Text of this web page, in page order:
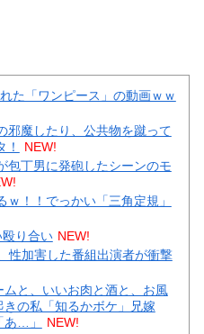
た「ワンピース」の動画ｗｗ
邪魔したり、公共物を蹴って
NEW!
包丁男に発砲したシーンのモ
ｗ！！でっかい「三角定規」
殴り合い NEW!
性加害した番組出演者が衝撃
と、いいお肉と酒と、お風
の私「知るかボケ」兄嫁
あ…」
NEW!